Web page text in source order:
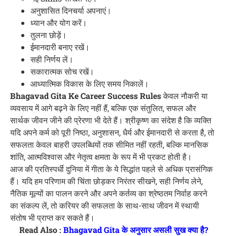
अनुशासित दिनचर्या अपनाएं।
ध्यान और योग करें।
तुलना छोड़ें।
ईमानदारी बनाए रखें।
सही निर्णय लें।
सकारात्मक सोच रखें।
आध्यात्मिक विकास के लिए समय निकालें।
Bhagavad Gita Ke Career Success Rulesकेवल नौकरी या
व्यवसाय में आगे बढ़ने के लिए नहीं हैं, बल्कि एक संतुलित, सफल और
सार्थक जीवन जीने की प्रेरणा भी देते हैं। श्रीकृष्ण का संदेश है कि व्यक्ति
यदि अपने कर्म को पूरी निष्ठा, अनुशासन, धैर्य और ईमानदारी से करता है, तो
सफलता केवल बाहरी उपलब्धियों तक सीमित नहीं रहती, बल्कि मानसिक
शांति, आत्मविश्वास और नेतृत्व क्षमता के रूप में भी प्रकट होती है।
आज की प्रतिस्पर्धी दुनिया में गीता के ये सिद्धांत पहले से अधिक प्रासंगिक
हैं। यदि हम परिणाम की चिंता छोड़कर निरंतर सीखने, सही निर्णय लेने,
नैतिक मूल्यों का पालन करने और अपने कर्तव्य का श्रेष्ठतम निर्वाह करने
का संकल्प लें, तो करियर की सफलता के साथ-साथ जीवन में स्थायी
संतोष भी प्राप्त कर सकते हैं।
Read Also : Bhagavad Gita के अनुसार असली सुख क्या है?